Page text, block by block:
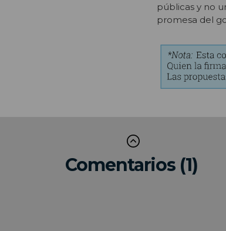
públicas y no
promesa del
Comentarios (1)